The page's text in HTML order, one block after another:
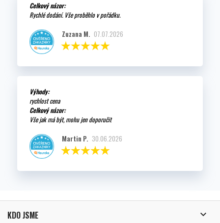
Celkový názor:
Rychlé dodání. Vše proběhlo v pořádku.
Zuzana M. 07.07.2026
Výhody:
rychlost cena
Celkový názor:
Vše jak má být, mohu jen doporučit
Martin P. 30.06.2026
KDO JSME 